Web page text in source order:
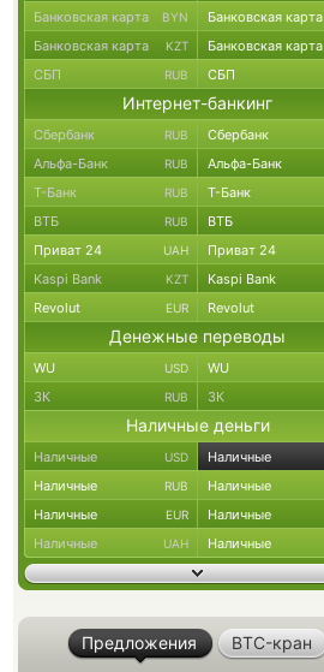
Банковская карта BYN Банковская карта
Банковская карта KZT Банковская карта
СБП RUB СБП
Интернет-банкинг
Сбербанк RUB Сбербанк
Альфа-Банк RUB Альфа-Банк
Т-Банк RUB Т-Банк
ВТБ RUB ВТБ
Приват 24 UAH Приват 24
Kaspi Bank KZT Kaspi Bank
Revolut EUR Revolut
Денежные переводы
WU USD WU
ЗК RUB ЗК
Наличные деньги
Наличные USD Наличные
Наличные RUB Наличные
Наличные EUR Наличные
Наличные UAH Наличные
Предложения BTC-кран